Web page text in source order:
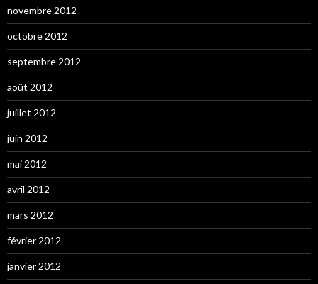
novembre 2012
octobre 2012
septembre 2012
août 2012
juillet 2012
juin 2012
mai 2012
avril 2012
mars 2012
février 2012
janvier 2012